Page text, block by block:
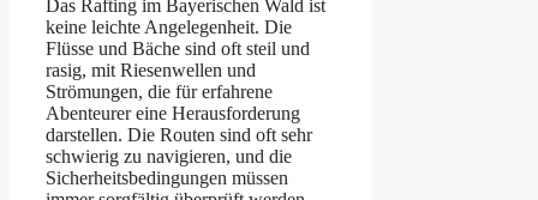
Das Rafting im Bayerischen Wald ist
keine leichte Angelegenheit. Die
Flüsse und Bäche sind oft steil und
rasig, mit Riesenwellen und
Strömungen, die für erfahrene
Abenteurer eine Herausforderung
darstellen. Die Routen sind oft sehr
schwierig zu navigieren, und die
Sicherheitsbedingungen müssen